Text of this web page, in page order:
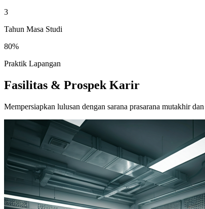
3
Tahun Masa Studi
80%
Praktik Lapangan
Fasilitas & Prospek Karir
Mempersiapkan lulusan dengan sarana prasarana mutakhir